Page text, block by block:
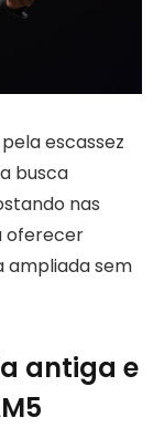
escassez
busca
nas
oferecer
ampliada sem
antiga e